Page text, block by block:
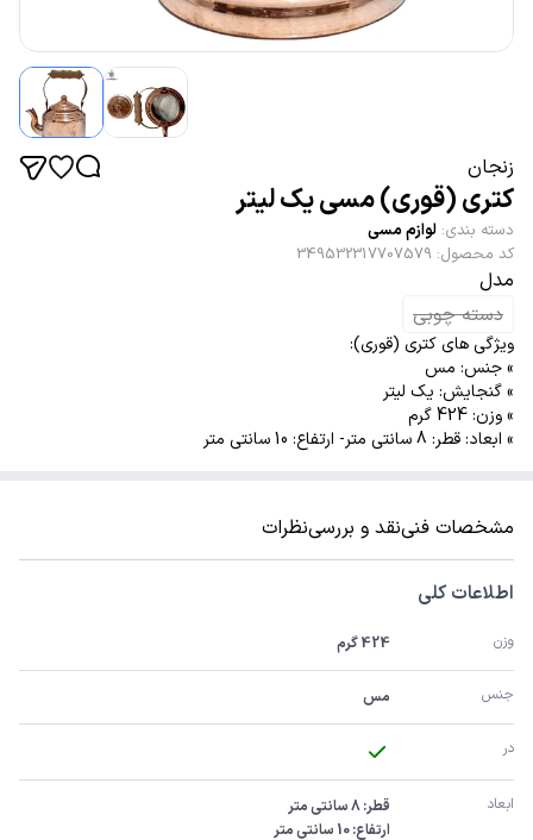
زنجان
کتری (قوری) مسی یک لیتر
دسته بندی: لوازم مسی
کد محصول:
349532317707579
مدل
دسته چوبی
ویژگی های کتری (قوری):
» جنس: مس
» گنجایش: یک لیتر
» وزن: 424 گرم
» ابعاد: قطر: 8 سانتی متر- ارتفاع: 10 سانتی متر
مشخصات فنینقد و بررسینظرات
اطلاعات کلی
وزن 424 گرم
جنس مس
در
ابعاد
ارتفاع: 10 سانتی متر